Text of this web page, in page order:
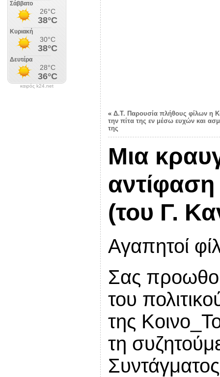
καιρός k24.net
« Δ.Τ. Παρουσία πλήθους φίλων η
την πίτα της εν μέσω ευχών και
της
Μια
(του Γ.
Αγαπητοί
Σας
του
της
τη
Συντάγματος